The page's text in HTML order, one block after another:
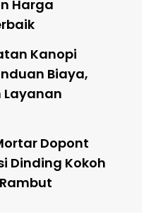
Harga
Kanopi
Biaya,
Dopont
Dinding Kokoh